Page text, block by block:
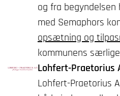
og fra
med Semaphors
opsætning og
kommunens
Lohfert-Praetorius
Lohfert-Praetorius